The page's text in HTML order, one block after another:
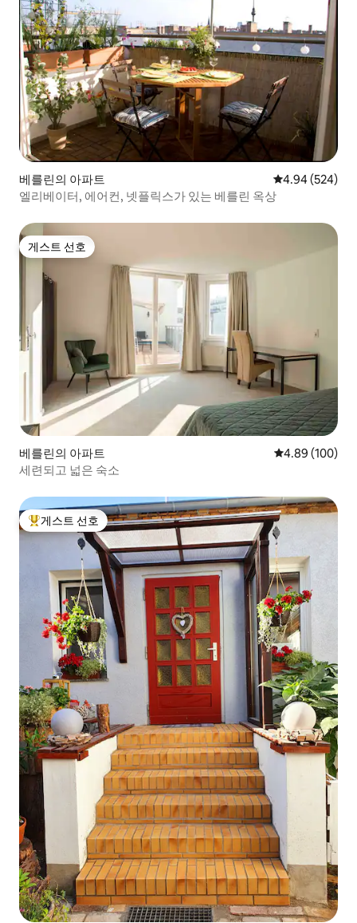
베를린의 아파트 평점 4.94점(5
4.94 (524)
엘리베이터, 에어컨, 넷플릭스가 있는 베를린 옥상
게스트 선호
게스트 선호
베를린의 아파트 평점 4.89점(5
4.89 (100)
세련되고 넓은 숙소
상위 게스트 선호
게스트 선호